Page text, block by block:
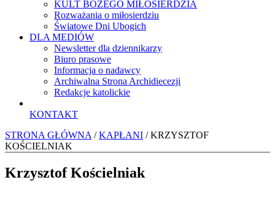
KULT BOŻEGO MIŁOSIERDZIA
Rozważania o miłosierdziu
Światowe Dni Ubogich
DLA MEDIÓW
Newsletter dla dziennikarzy
Biuro prasowe
Informacja o nadawcy
Archiwalna Strona Archidiecezji
Redakcje katolickie
KONTAKT
STRONA GŁÓWNA /KAPŁANI / KRZYSZTOF
KOŚCIELNIAK
Krzysztof Kościelniak